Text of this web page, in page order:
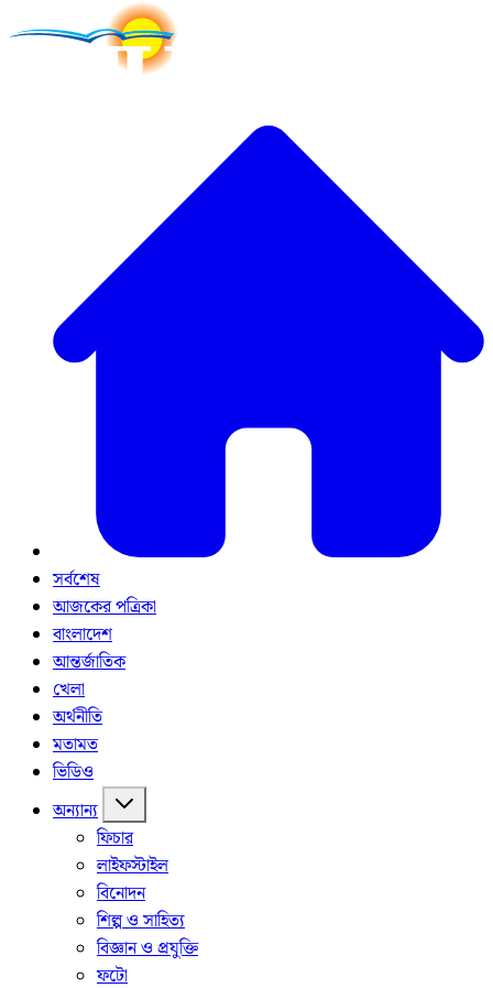
সর্বশেষ
আজকের পত্রিকা
বাংলাদেশ
আন্তর্জাতিক
খেলা
অর্থনীতি
মতামত
ভিডিও
অন্যান্য
ফিচার
লাইফস্টাইল
বিনোদন
শিল্প ও সাহিত্য
বিজ্ঞান ও প্রযুক্তি
ফটো